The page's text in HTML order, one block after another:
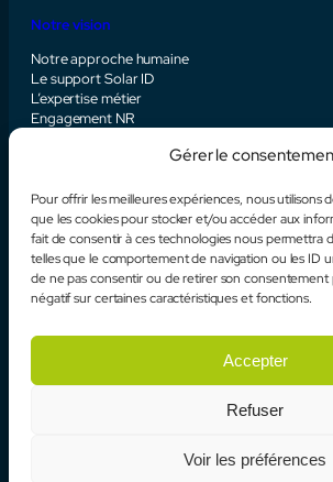
Gérer le
Pour offrir les meilleures expériences, nous utilisons
que les cookies pour stocker et/ou accéder aux
fait de consentir à ces technologies nous permettra
telles que le comportement de navigation ou les ID
de ne pas consentir ou de retirer son
négatif sur certaines caractéristiques et fonctions.
Accepter
Refuser
Voir les préférences
Notre vision
Notre approche humaine
Le support Solar ID
L’expertise métier
Engagement NR
À propos Contact
LinkedIn